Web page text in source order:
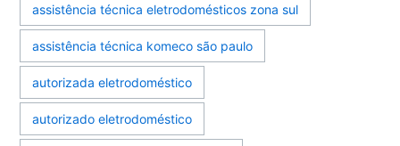
assistência técnica eletrodomésticos zona sul
assistência técnica komeco são paulo
autorizada eletrodoméstico
autorizado eletrodoméstico